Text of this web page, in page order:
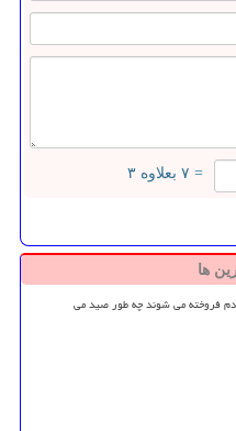
= ۷ بعلاوه ۳
ها
فروخته می شوند چه طور صید می